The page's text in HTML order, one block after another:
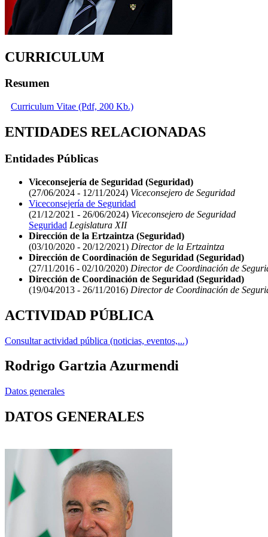
CURRICULUM
Resumen
Curriculum Vitae (Pdf, 200 Kb.)
ENTIDADES RELACIONADAS
Entidades Públicas
Viceconsejería de Seguridad (Seguridad)
(27/06/2024 - 12/11/2024) Viceconsejero de Seguridad
Viceconsejería de Seguridad
(21/12/2021 - 26/06/2024) Viceconsejero de Seguridad
Seguridad Legislatura XII
Dirección de la Ertzaintza (Seguridad)
(03/10/2020 - 20/12/2021) Director de la Ertzaintza
Dirección de Coordinación de Seguridad (Seguridad)
(27/11/2016 - 02/10/2020) Director de Coordinación de
Dirección de Coordinación de Seguridad (Seguridad)
(19/04/2013 - 26/11/2016) Director de Coordinación de
ACTIVIDAD PÚBLICA
Consultar actividad pública (noticias, eventos,...)
Rodrigo Gartzia Azurmendi
Datos generales
DATOS GENERALES